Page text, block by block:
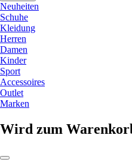
Neuheiten
Schuhe
Kleidung
Herren
Damen
Kinder
Sport
Accessoires
Outlet
Marken
Wird zum